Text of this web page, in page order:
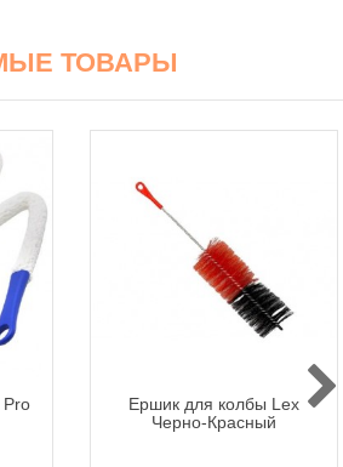
ТОВАРЫ
Ершик для колбы Lex
Черно-Красный